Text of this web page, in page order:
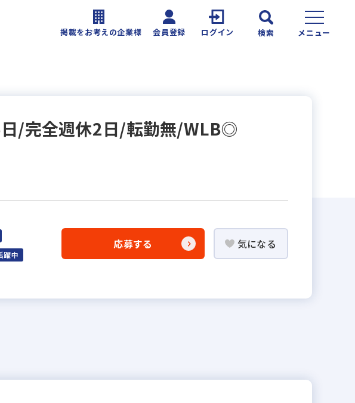
掲載をお考えの企業様 会員登録 ログイン 検索 メニュー
/完全週休2日/転勤無/WLB◎
躍中
応募する 気になる